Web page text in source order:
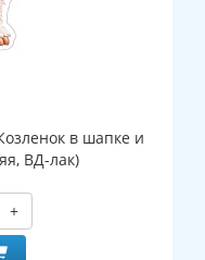
в шапке и
ВД-лак)
+